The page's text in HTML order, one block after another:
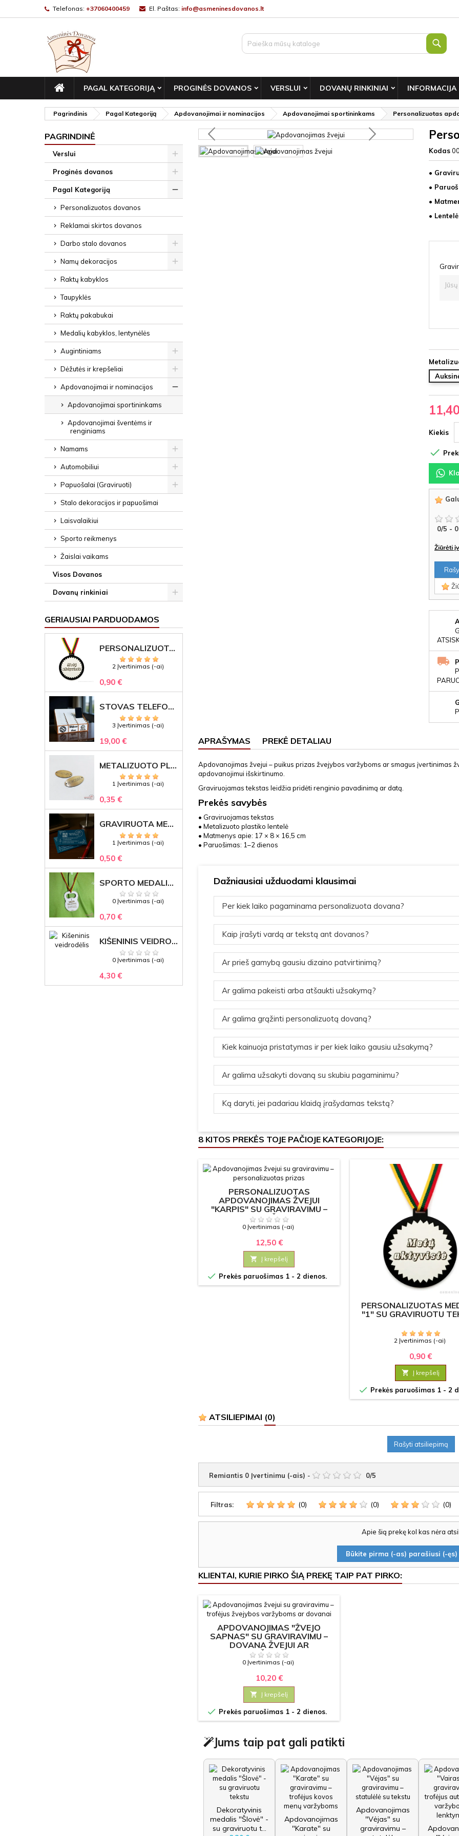
Telefonas: +37060400459 El. Paštas: info@asmeninesdovanos.lt
PAGRINDINIS
PAGAL KATEGORIJĄ PROGINĖS DOVANOS VERSLUI DOVANŲ RINKINIAI INFORMACIJA
Pagrindinis Pagal Kategoriją Apdovanojimai ir nominacijos Apdovanojimai sportininkams Personalizuotas
PAGRINDINĖ
Verslui
Proginės dovanos
Pagal Kategoriją
Personalizuotos dovanos
Reklamai skirtos dovanos
Darbo stalo dovanos
Namų dekoracijos
Raktų kabyklos
Taupyklės
Raktų pakabukai
Medalių kabyklos, lentynėlės
Augintiniams
Dėžutės ir krepšeliai
Apdovanojimai ir nominacijos
Apdovanojimai sportininkams
Apdovanojimai šventėms ir
renginiams
Namams
Automobiliui
Papuošalai (Graviruoti)
Stalo dekoracijos ir papuošimai
Laisvalaikiui
Sporto reikmenys
Žaislai vaikams
Visos Dovanos
Dovanų rinkiniai
GERIAUSIAI PARDUODAMOS
PERSONALIZUOTAS MEDALIS "1" SU GRAVIRUOTU TEKSTU
2 Įvertinimas (-ai)
0,90 €
STOVAS TELEFONAMS KLASEI (27 VIETOS) – GRAVIRUOJAMAS ORGANIZATORIUS
3 Įvertinimas (-ai)
19,00 €
METALIZUOTO PLASTIKO ETIKETĖS SU GRAVIRUOTU TEKSTU -LOGOTIPU
1 Įvertinimas (-ai)
0,35 €
GRAVIRUOTA METALINĖ VIZITINĖ KORTELĖ SU LOGOTIPU – REPREZENTACINĖ VERSLO DOVANA
1 Įvertinimas (-ai)
0,50 €
SPORTO MEDALIS "STIPRUOLIS" SU GRAVIRUOTU TEKSTU
0 Įvertinimas (-ai)
0,70 €
KIŠENINIS VEIDRODĖLIS
0 Įvertinimas (-ai)
4,30 €
Kodas
•
•
•
•
Kiekis

0/5 - 0
Žiūrėti
APRAŠYMAS PREKĖ DETALIAU
Apdovanojimas žvejui – puikus prizas žvejybos varžyboms ar smagus įvertinimas
apdovanojimui išskirtinumo.
Graviruojamas tekstas leidžia pridėti renginio pavadinimą ar datą.
Prekės savybės
• Graviruojamas tekstas
• Metalizuoto plastiko lentelė
• Matmenys apie: 17 × 8 × 16,5 cm
• Paruošimas: 1–2 dienos
Dažniausiai užduodami klausimai
Per kiek laiko pagaminama personalizuota dovana?
Kaip įrašyti vardą ar tekstą ant dovanos?
Ar prieš gamybą gausiu dizaino patvirtinimą?
Ar galima pakeisti arba atšaukti užsakymą?
Ar galima grąžinti personalizuotą dovaną?
Kiek kainuoja pristatymas ir per kiek laiko gausiu užsakymą?
Ar galima užsakyti dovaną su skubiu pagaminimu?
Ką daryti, jei padariau klaidą įrašydamas tekstą?
8 KITOS PREKĖS TOJE PAČIOJE KATEGORIJOJE:
PERSONALIZUOTAS
APDOVANOJIMAS ŽVEJUI
"KARPIS" SU GRAVIRAVIMU –
PRIZAS VARŽYBOMS IR
TURNYRAMS
0 Įvertinimas (-ai)
12,50 €
 Į krepšelį
 Prekės paruošimas 1 - 2 dienos.
PERSONALIZUOTAS
"1" SU GRAVIRUOTU
2 Įvertinimas (-ai)
0,90 €
 Į krepšelį
 Prekės paruošimas 1 - 2
ATSILIEPIMAI (0)
Rašyti atsiliepimą
Remiantis 0 Įvertinimu (-ais) - 0/5
Filtras: (0) (0) (0)
Apie šią prekę kol kas nėra
Būkite pirma (-as) parašiusi (-
KLIENTAI, KURIE PIRKO ŠIĄ PREKĘ TAIP PAT PIRKO:
APDOVANOJIMAS "ŽVEJO
SAPNAS" SU GRAVIRAVIMU –
DOVANA ŽVEJUI AR
VARŽYBOMS
0 Įvertinimas (-ai)
10,20 €
 Į krepšelį
 Prekės paruošimas 1 - 2 dienos.
Jums taip pat gali patikti
Dekoratyvinis
medalis "Šlovė" -
su graviruotu t...
Apdovanojimas
"Karate" su
Apdovanojimas
"Vėjas" su
graviravimu –